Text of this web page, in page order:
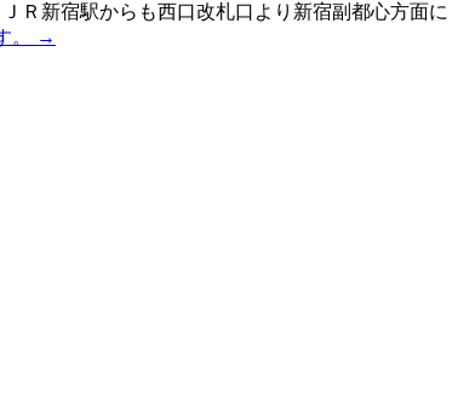
Ｒ新宿駅からも西口改札口より新宿副都心方面に
→